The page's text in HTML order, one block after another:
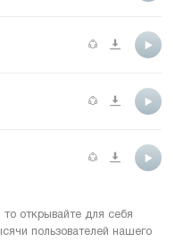
открывайте для себя
пользователей нашего